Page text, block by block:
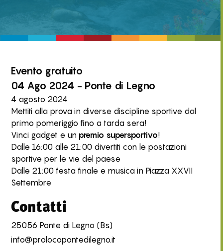
Evento gratuito
04 Ago 2024 - Ponte di Legno
4 agosto 2024
Mettiti alla prova in diverse discipline sportive dal
primo pomeriggio fino a tarda sera!
Vinci gadget e un premio supersportivo!
Dalle 16:00 alle 21:00 divertiti con le postazioni
sportive per le vie del paese
Dalle 21:00 festa finale e musica in Piazza XXVII
Settembre
Contatti
25056 Ponte di Legno (Bs)
info@prolocopontedilegno.it